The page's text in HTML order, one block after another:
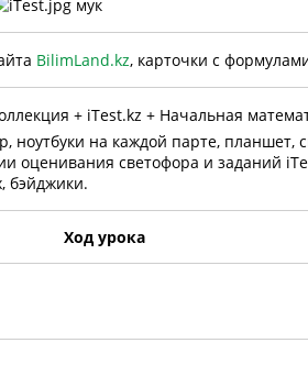
BilimLand.kz, карточки с
+ iTest.kz + Начальная
ноутбуки на каждой парте, планшет,
оценивания светофора и заданий
бэйджики.
Ход урока